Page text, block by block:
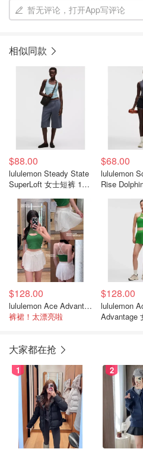
暂无评论，打开App写评论
相似同款
$88.00
lululemon Steady State
SuperLoft 女士短裤 15
$68.00
lululemon
Rise
$128.00
lululemon Ace Advantage 女士高腰运动短裤 5cm
裤裙！太漂亮啦
$128.00
lululemon
Advantage
大家都在抢
1 2